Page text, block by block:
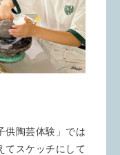
供陶芸体験」では
てスケッチにして